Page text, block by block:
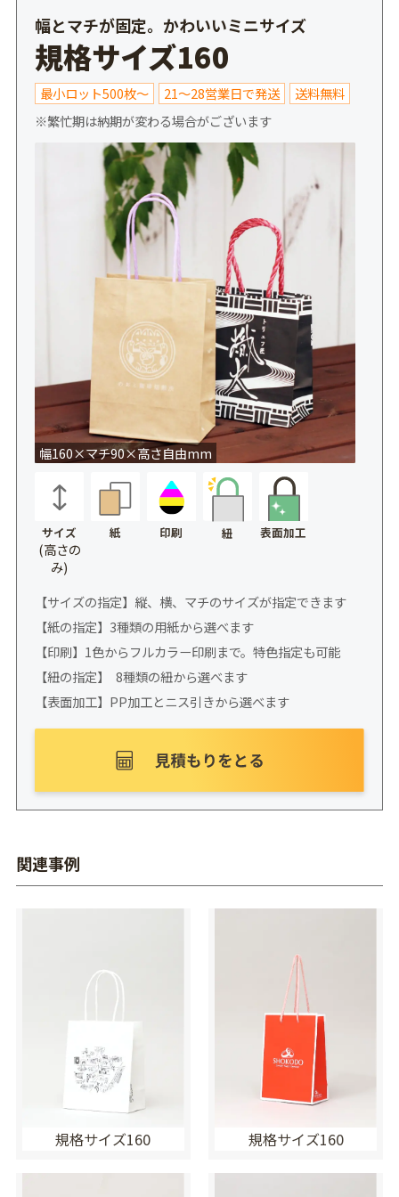
幅とマチが固定。かわいいミニサイズ
規格サイズ160
最小ロット500枚～ 21～28営業日で発送
送料無料
※繁忙期は納期が変わる場合がございます
幅160×マチ90×高さ自由mm
サイズ
(高さの
み)
紙 印刷 紐 表面加工
【サイズの指定】縦、横、マチのサイズが指定できます
【紙の指定】3種類の用紙から選べます
【印刷】1色からフルカラー印刷まで。特色指定も可能
【紐の指定】 8種類の紐から選べます
【表面加工】PP加工とニス引きから選べます
関連事例
規格サイズ160 規格サイズ160